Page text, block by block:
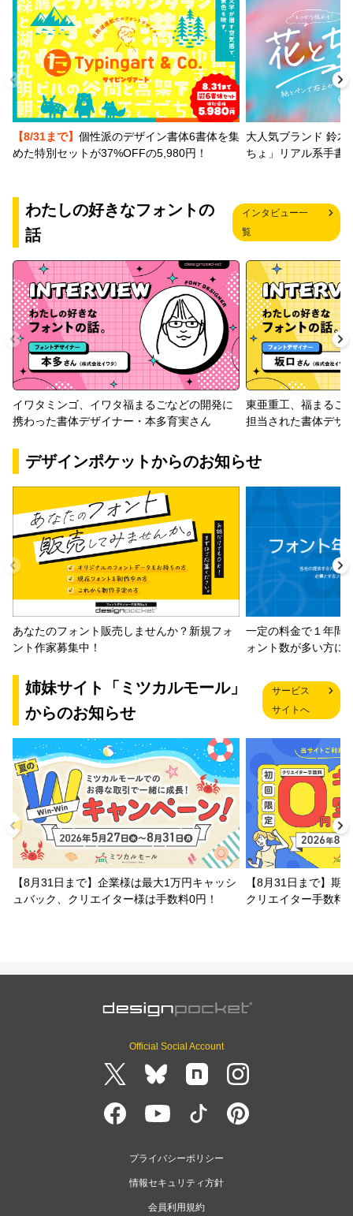
【8/31まで】 個性派のデザイン書体6書体を集
めた特別セットが37%OFFの5,980円！
大人気ブランド 鈴木
ちょ」リアル系手書
わたしの好きなフォントの
話
インタビュー一
覧
イワタミンゴ、イワタ福まるごなどの開発に
携わった書体デザイナー・本多育実さん
東亜重工、福まるご
担当された書体デザ
デザインポケットからのお知らせ
あなたのフォント販売しませんか？新規フォ
ント作家募集中！
一定の料金で１年間
ォント数が多い方に
姉妹サイト「ミツカルモール」
からのお知らせ
サービス
サイトへ
【8月31日まで】企業様は最大1万円キャッシ
ュバック、クリエイター様は手数料0円！
【8月31日まで】期
クリエイター手数料
Official Social Account
プライバシーポリシー
情報セキュリティ方針
会員利用規約